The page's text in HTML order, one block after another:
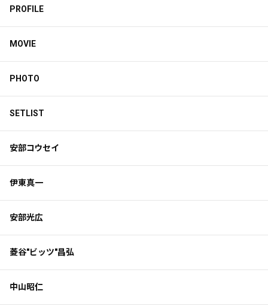
PROFILE
MOVIE
PHOTO
SETLIST
安部コウセイ
伊東真一
安部光広
菱谷"ビッツ"昌弘
中山昭仁